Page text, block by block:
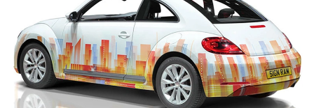
Ponte en contacto con un experto de
HP PrintOS
Síguenos
linkedInfacebook
twitteryoutube
Soluciones de flujo de trabajo
Sostenibilidad